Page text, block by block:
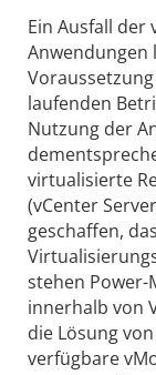
Ein Ausfall der
Anwendungen
laufenden
Nutzung der
virtualisierte
(vCenter
geschaffen,
stehen Power-
innerhalb von
die Lösung
verfügbare